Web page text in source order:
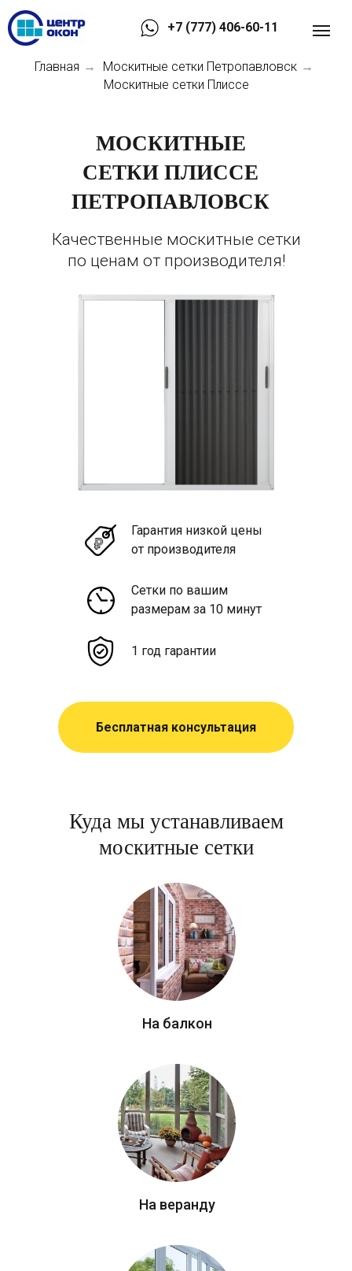
+7 (777) 406-60-11
Главная → Москитные сетки Петропавловск →
Москитные сетки Плиссе
МОСКИТНЫЕ
СЕТКИ ПЛИССЕ
ПЕТРОПАВЛОВСК
Гарантия низкой цены
от производителя
Сетки по вашим
размерам за 10 минут
1 год гарантии
Бесплатная консультация
Качественные москитные сетки
по ценам от производителя!
Куда мы устанавливаем
москитные сетки
На балкон
На веранду